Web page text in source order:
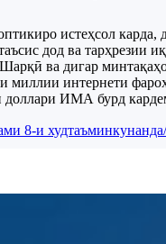
истеҳсол карда,
дод ва тарҳрезии
ва дигар
миллии интернети
доллари ИМА бурд